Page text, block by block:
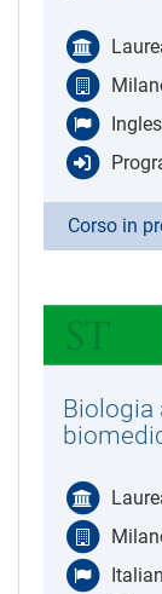
Corso in
Biologia